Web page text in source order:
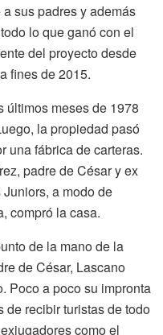
sus padres y además
lo que ganó con el
del proyecto desde
fines de 2015.
últimos meses de 1978
la propiedad pasó
una fábrica de carteras.
padre de César y ex
a modo de
compró la casa.
de la mano de la
de César, Lascano
Poco a poco su impronta
de recibir turistas de todo
como el